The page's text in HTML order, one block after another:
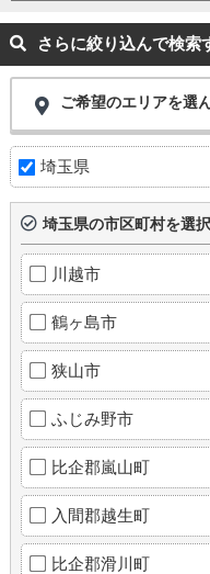
さらに絞り込んで検索
ご希望のエリアを選
埼玉県
埼玉県の市区町村を選択
川越市
鶴ヶ島市
狭山市
ふじみ野市
比企郡嵐山町
入間郡越生町
比企郡滑川町